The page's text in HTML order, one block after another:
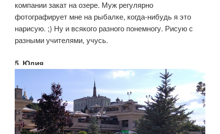
компании закат на озере. Муж регулярно
фотографирует мне на рыбалке, когда-нибудь я это
нарисую. ;) Ну и всякого разного понемногу. Рисую с
разными учителями, учусь.
5. Юлия